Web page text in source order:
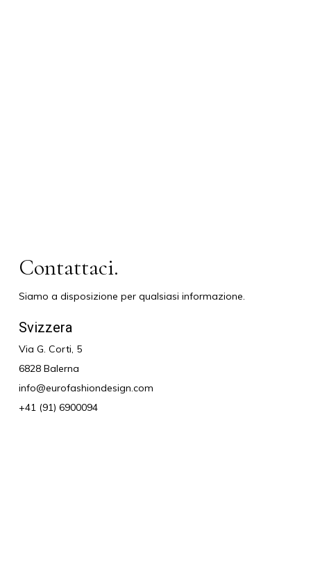
Contattaci.
Siamo a disposizione per qualsiasi informazione.
Svizzera
Via G. Corti, 5
6828 Balerna
info@eurofashiondesign.com
+41 (91) 6900094